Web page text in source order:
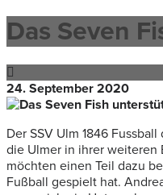
Das Seven
24. September 2020
Der SSV Ulm 1846
die Ulmer in ihrer weiteren
möchten einen Teil dazu
Fußball gespielt hat.